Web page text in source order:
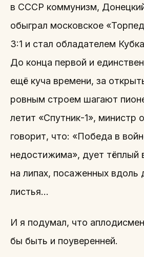
в СССР коммунизм,
обыграл московское
3:1 и стал обладателем
До конца первой и
ещё куча времени, за
ровным строем шагают
летит «Спутник-1»,
говорит, что: «Победа в
недостижима», дует тёплый
на липах, посаженных вдоль
листья…
И я подумал, что
бы быть и поуверенней.